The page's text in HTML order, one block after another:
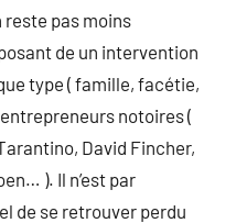
reste pas moins
de un intervention
type ( famille, facétie,
notoires (
David Fincher,
). Il n’est par
de se retrouver perdu